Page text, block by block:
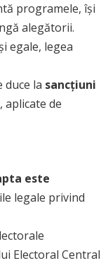
programele, își
alegătorii.
egale, legea
duce la sancțiuni
, aplicate de
este
legale privind
Electoral Central